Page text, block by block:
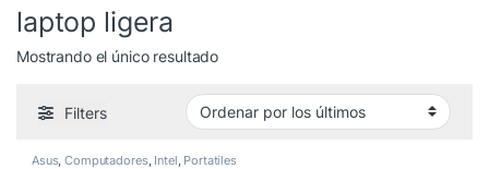
laptop ligera
Mostrando el único resultado
Filters
Asus ,Computadores Intel Portatiles